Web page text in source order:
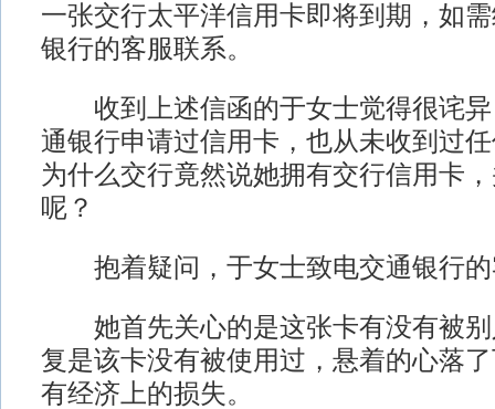
一张交行太平洋信用卡即将到期，如
银行的客服联系。
收到上述信函的于女士觉得很诧异
通银行申请过信用卡，也从未收到过
为什么交行竟然说她拥有交行信用卡
呢？
抱着疑问，于女士致电交通银行的
她首先关心的是这张卡有没有被别
复是该卡没有被使用过，悬着的心落
有经济上的损失。